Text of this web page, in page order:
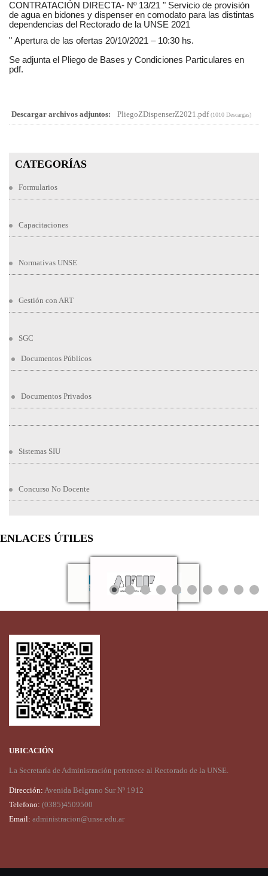
CONTRATACIÓN DIRECTA- Nº 13/21 " Servicio de provisión
de agua en bidones y dispenser en comodato para las distintas
dependencias del Rectorado de la UNSE 2021
" Apertura de las ofertas 20/10/2021 – 10:30 hs.
Se adjunta el Pliego de Bases y Condiciones Particulares en
pdf.
Descargar archivos adjuntos: PliegoZDispenserZ2021.pdf (1010 Descargas)
CATEGORÍAS
Formularios
Capacitaciones
Normativas UNSE
Gestión con ART
SGC
Documentos Públicos
Documentos Privados
Sistemas SIU
Concurso No Docente
ENLACES ÚTILES
UBICACIÓN
La Secretaría de Administración pertenece al Rectorado de la UNSE.
Dirección: Avenida Belgrano Sur Nº 1912
Telefono: (0385)4509500
Email: administracion@unse.edu.ar